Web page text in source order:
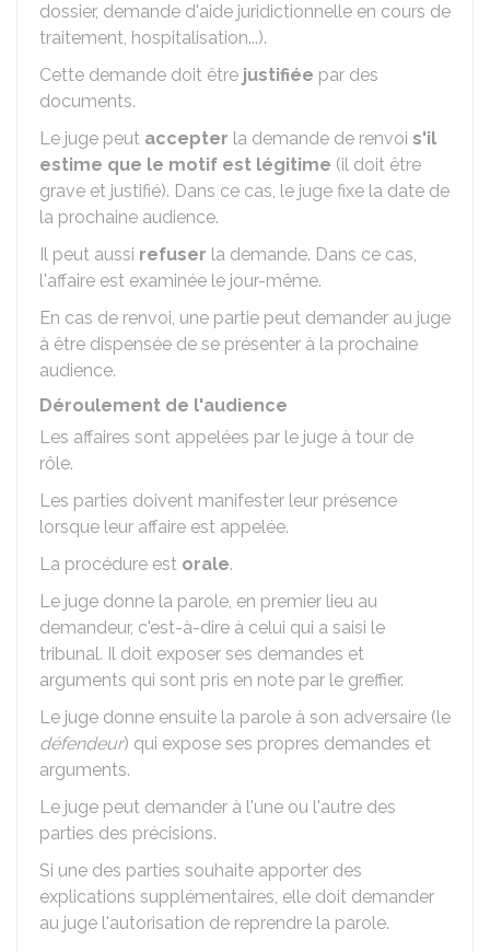
dossier, demande d'aide juridictionnelle en cours de
traitement, hospitalisation...).
Cette demande doit être justifiée par des
documents.
Le juge peut accepter la demande de renvoi s'il
estime que le motif est légitime (il doit être
grave et justifié). Dans ce cas, le juge fixe la date de
la prochaine audience.
Il peut aussi refuser la demande. Dans ce cas,
l'affaire est examinée le jour-même.
En cas de renvoi, une partie peut demander au juge
à être dispensée de se présenter à la prochaine
audience.
Déroulement de l'audience
Les affaires sont appelées par le juge à tour de
rôle.
Les parties doivent manifester leur présence
lorsque leur affaire est appelée.
La procédure est orale.
Le juge donne la parole, en premier lieu au
demandeur, c'est-à-dire à celui qui a saisi le
tribunal. Il doit exposer ses demandes et
arguments qui sont pris en note par le greffier.
Le juge donne ensuite la parole à son adversaire (le
défendeur) qui expose ses propres demandes et
arguments.
Le juge peut demander à l'une ou l'autre des
parties des précisions.
Si une des parties souhaite apporter des
explications supplémentaires, elle doit demander
au juge l'autorisation de reprendre la parole.